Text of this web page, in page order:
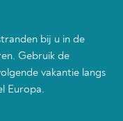
bij u in de
Gebruik de
vakantie langs
Europa.